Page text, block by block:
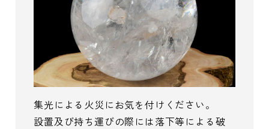
集光による火災にお気を付けください。
設置及び持ち運びの際には落下等による破